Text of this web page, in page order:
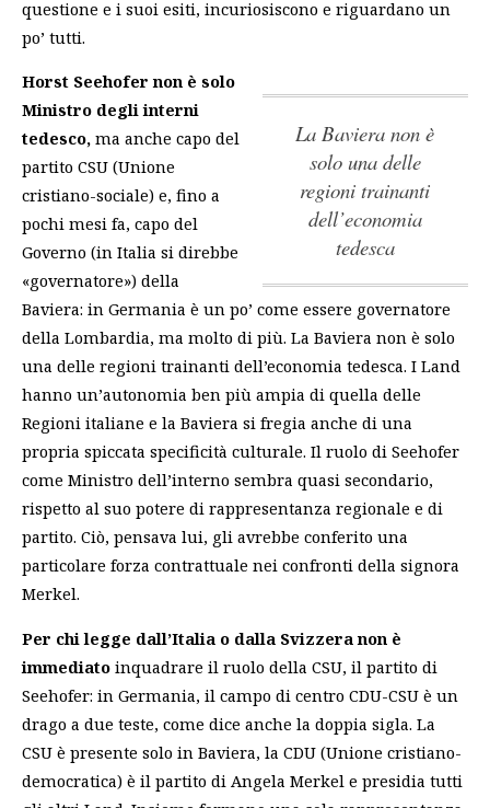
questione e i suoi esiti, incuriosiscono e riguardano un
po’ tutti.
La Baviera non è
solo una delle
regioni trainanti
dell’economia
tedesca
Horst Seehofer non è solo
Ministro degli interni
tedesco, ma anche capo del
partito CSU (Unione
cristiano-sociale) e, fino a
pochi mesi fa, capo del
Governo (in Italia si direbbe
«governatore») della
Baviera: in Germania è un po’ come essere governatore
della Lombardia, ma molto di più. La Baviera non è solo
una delle regioni trainanti dell’economia tedesca. I Land
hanno un’autonomia ben più ampia di quella delle
Regioni italiane e la Baviera si fregia anche di una
propria spiccata specificità culturale. Il ruolo di Seehofer
come Ministro dell’interno sembra quasi secondario,
rispetto al suo potere di rappresentanza regionale e di
partito. Ciò, pensava lui, gli avrebbe conferito una
particolare forza contrattuale nei confronti della signora
Merkel.
Per chi legge dall’Italia o dalla Svizzera non è
immediato inquadrare il ruolo della CSU, il partito di
Seehofer: in Germania, il campo di centro CDU-CSU è un
drago a due teste, come dice anche la doppia sigla. La
CSU è presente solo in Baviera, la CDU (Unione cristiano-
democratica) è il partito di Angela Merkel e presidia tutti